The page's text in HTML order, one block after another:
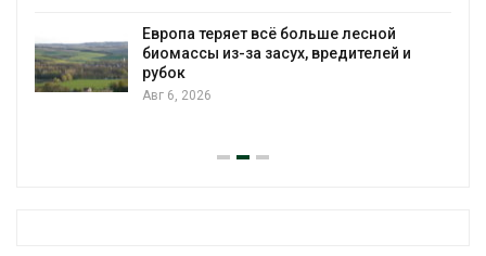
Европа теряет всё больше лесной
биомассы из-за засух, вредителей и
рубок
Авг 6, 2026